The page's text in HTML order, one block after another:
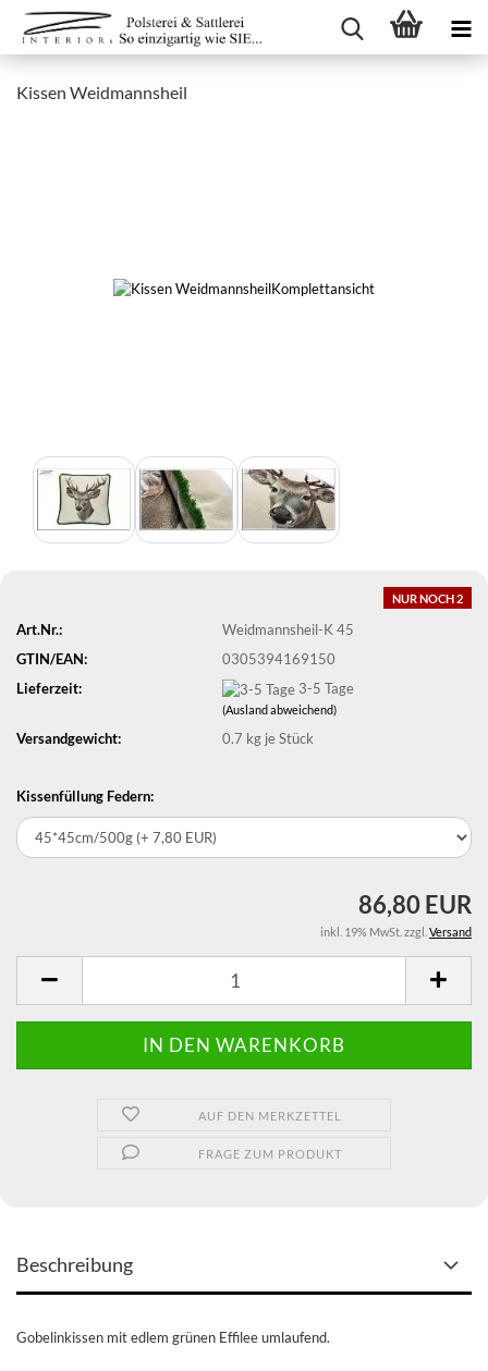
Kissen Weidmannsheil
NUR NOCH 2
Art.Nr.:
Weidmannsheil-K 45
GTIN/EAN:
0305394169150
Lieferzeit:
3-5 Tage
(Ausland abweichend)
Versandgewicht: 0.7 kg je Stück
Kissenfüllung Federn:
86,80 EUR
inkl. 19% MwSt. zzgl. Versand
AUF DEN MERKZETTEL
FRAGE ZUM PRODUKT
Beschreibung
Gobelinkissen mit edlem grünen Effilee umlaufend.